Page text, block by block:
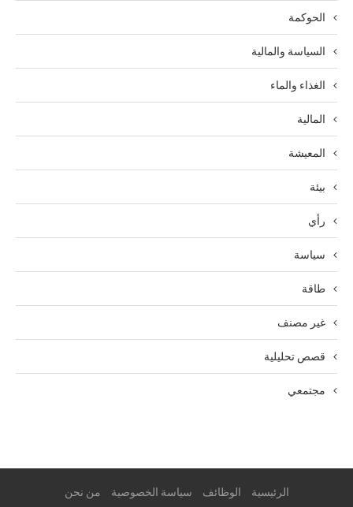
الحوكمة
السياسة والمالية
الغذاء والماء
المالية
المعيشة
بيئة
رأي
سياسة
طاقة
غير مصنف
قصص تحليلية
مجتمعي
الرئيسية الوظائف سياسة الخصوصية من نحن